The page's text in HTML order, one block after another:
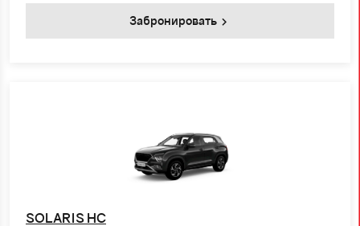
Забронировать
SOLARIS HC